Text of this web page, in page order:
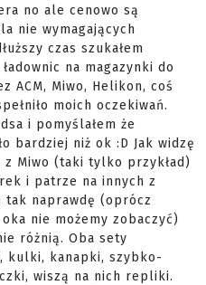
no ale cenowo są
nie wymagających
czas szukałem
na magazynki do
ACM, Miwo, Helikon, coś
moich oczekiwań.
i pomyślałem że
bardziej niż ok :D Jak widzę
z Miwo (taki tylko przykład)
i patrze na innych z
tak naprawdę (oprócz
nie możemy zobaczyć)
różnią. Oba sety
kulki, kanapki, szybko-
wiszą na nich repliki.